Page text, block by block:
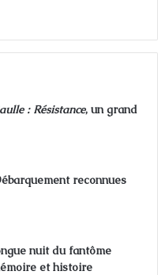
: Résistance, un grand
reconnues
nuit du fantôme
et histoire